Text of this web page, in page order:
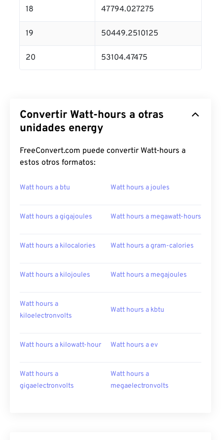
18 47794.027275
19 50449.2510125
20 53104.47475
Convertir Watt-hours a otras
unidades energy
FreeConvert.com puede convertir Watt-hours a
estos otros formatos:
Watt hours a btu Watt hours a joules
Watt hours a gigajoules Watt hours a megawatt-hours
Watt hours a kilocalories Watt hours a gram-calories
Watt hours a kilojoules Watt hours a megajoules
Watt hours a
kiloelectronvolts
Watt hours a kbtu
Watt hours a kilowatt-hour Watt hours a ev
Watt hours a
gigaelectronvolts
Watt hours a
megaelectronvolts